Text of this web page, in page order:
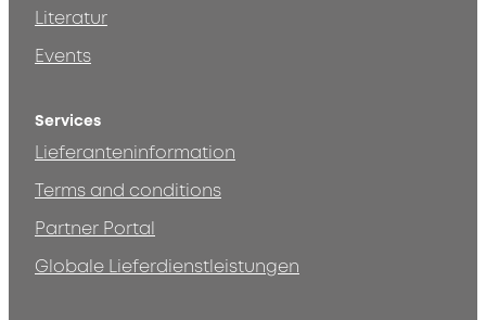
Literatur
Events
Services
Lieferanteninformation
Terms and conditions
Partner Portal
Globale Lieferdienstleistungen